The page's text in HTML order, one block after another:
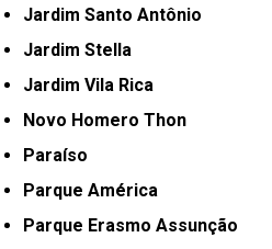
Jardim Santo Antônio
Jardim Stella
Jardim Vila Rica
Novo Homero Thon
Paraíso
Parque América
Parque Erasmo Assunção